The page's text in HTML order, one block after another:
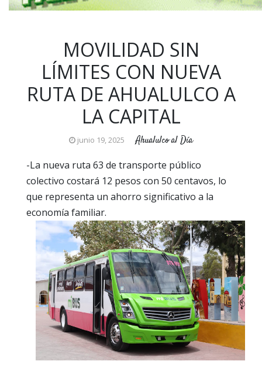
MOVILIDAD SIN
LÍMITES CON NUEVA
RUTA DE AHUALULCO A
LA CAPITAL
junio 19, 2025 Ahualulco al Día
-La nueva ruta 63 de transporte público
colectivo costará 12 pesos con 50 centavos, lo
que representa un ahorro significativo a la
economía familiar.